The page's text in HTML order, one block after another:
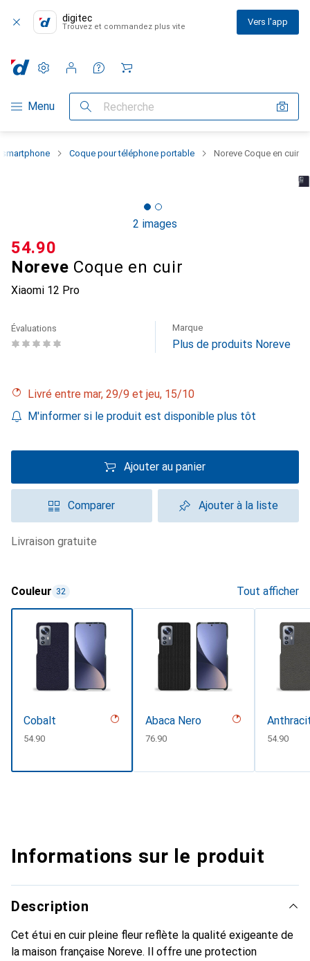
digitec
Trouvez et commandez plus vite Vers l'app
Navigation par catégorie
Menu Recherche
Paramètres
Compte client
Listes de comparaison
Listes d'envies
Panier
Coque pour téléphone portable Noreve Coque en cuir
2 images
Noreve Coque en cuir
Xiaomi 12 Pro
CHF
54.90
Évaluations Marque
Plus de produits Noreve
Livré entre mar, 29/9 et jeu, 15/10
M'informer si le produit est disponible plus tôt
Ajouter au panier
Comparer Ajouter à la liste
livraison gratuite
Couleur 32 Tout afficher
Cobalt
CHF
54.90
Abaca Nero
CHF
76.90 CHF
54.90
Informations sur le produit
Description
Cet étui en cuir pleine fleur reflète la qualité exigeante de
la maison française Noreve. Il offre une protection